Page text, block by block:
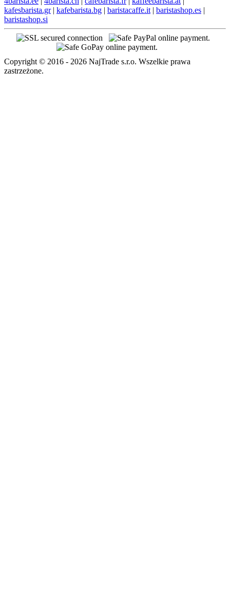
kafesbarista.gr| kafebarista.bg | baristacaffe.it | baristashop.es |
baristashop.si
Copyright © 2016 - 2026 NajTrade s.r.o. Wszelkie prawa
zastrzeżone.